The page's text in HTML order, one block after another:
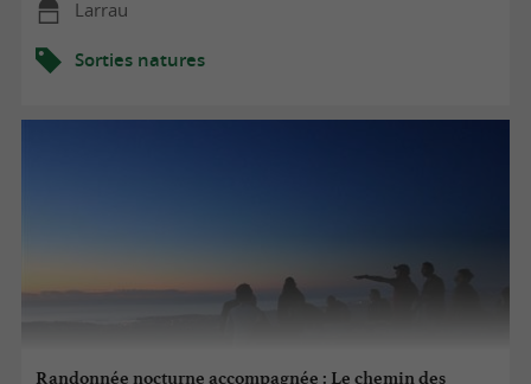
Larrau
Sorties natures
Randonnée nocturne accompagnée : Le chemin des